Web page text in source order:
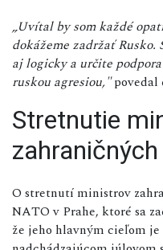
„Uvítal by som každé
dokážeme zadržať Rusko.
aj logicky a určite
ruskou agresiou,"povedal
Stretnutie
O stretnutí ministrov
NATO v Prahe, ktoré sa
že jeho hlavným cieľom